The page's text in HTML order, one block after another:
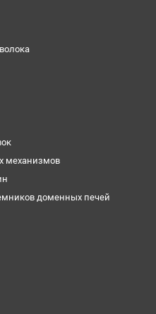
механизмов
доменных печей